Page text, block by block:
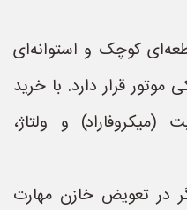
کوچک و استوانه‌ای
قرار دارد. با خرید
و ولتاژ،
در تعویض خازن مهارت